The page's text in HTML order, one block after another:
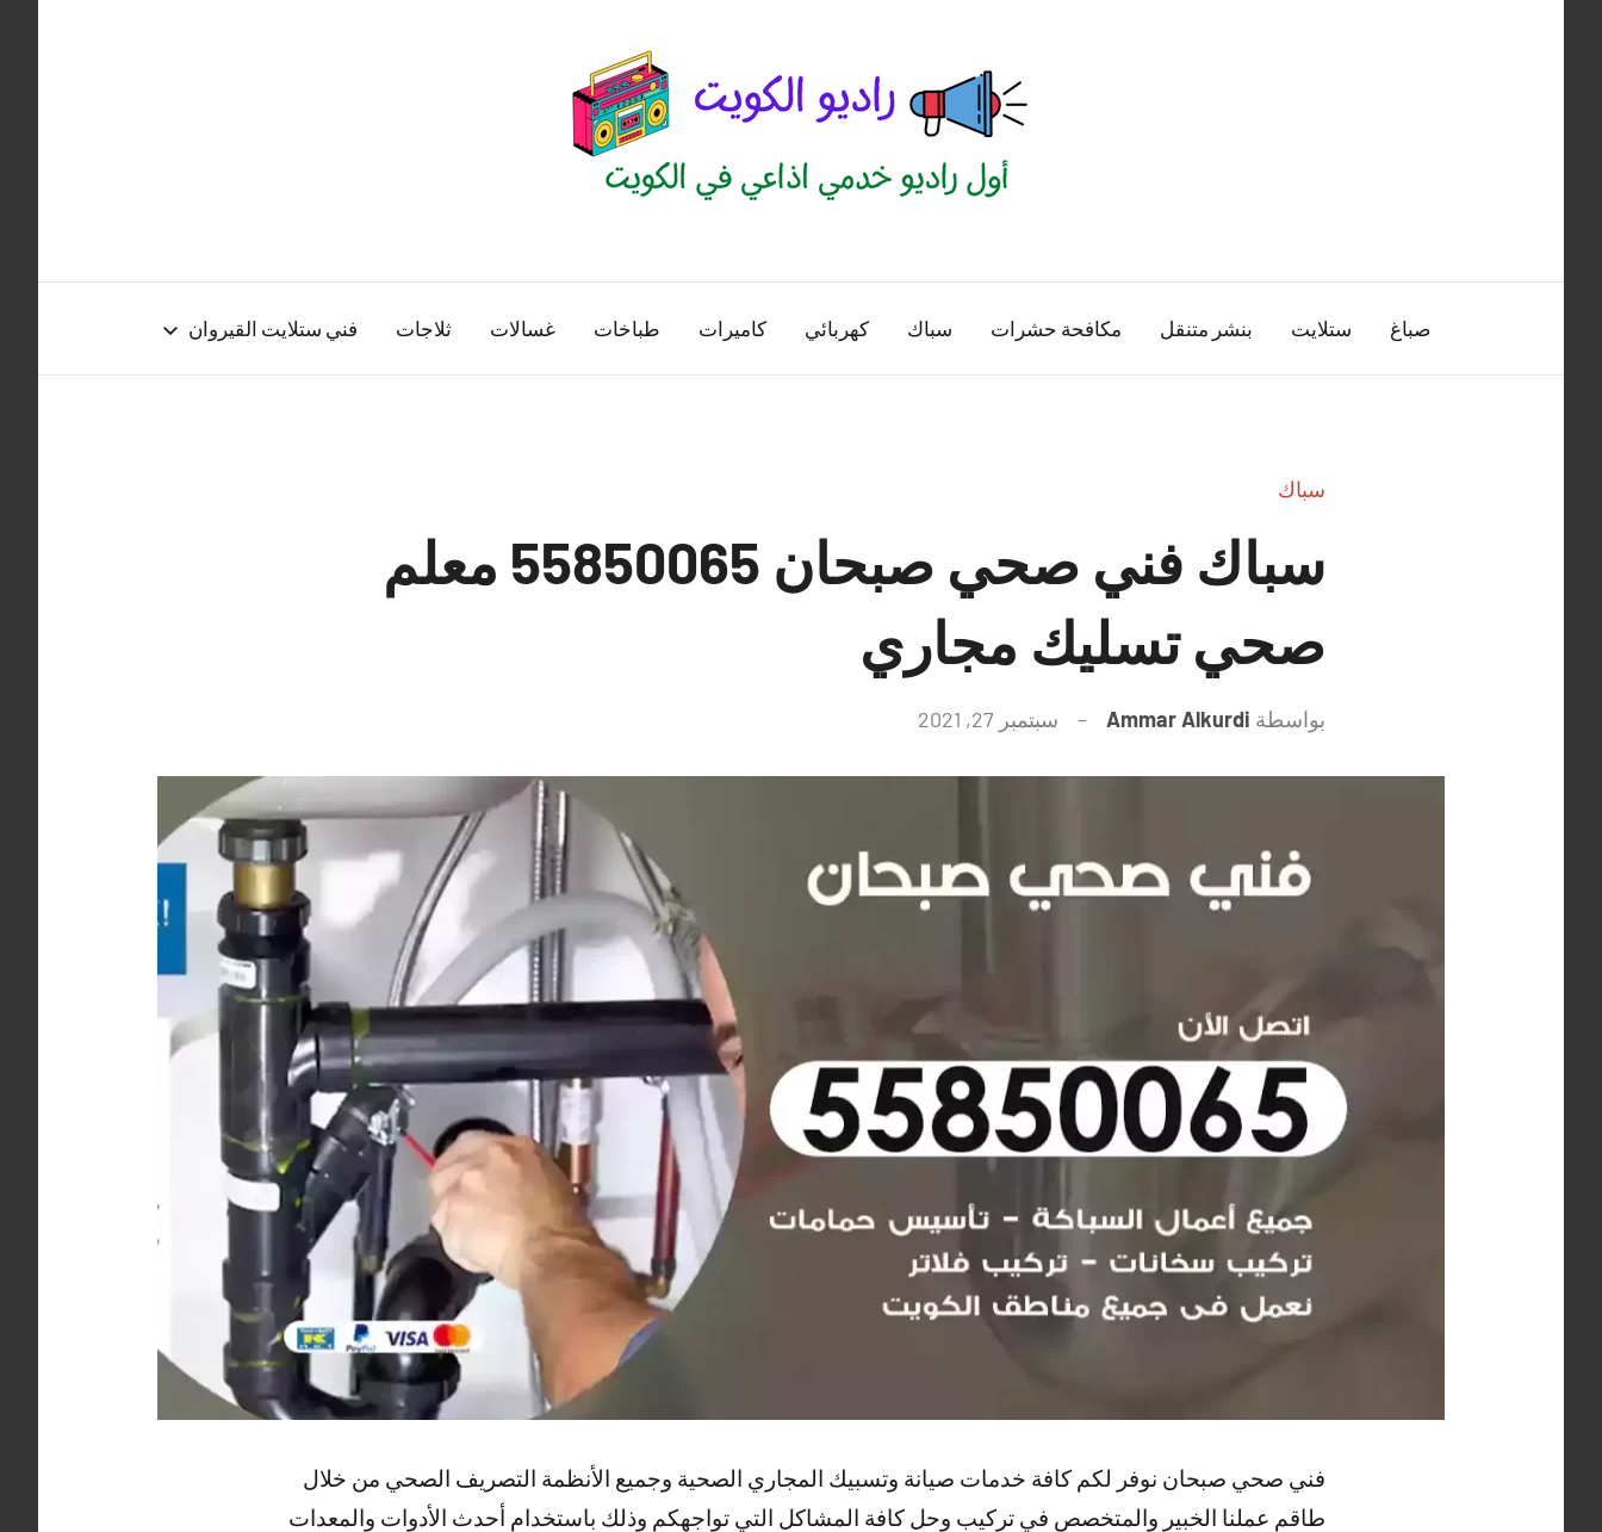
الكويت
منصة
اذاعية
صباغ ستلايت بنشر متنقل مكافحة حشرات سباك كهربائي كاميرات طباخات غسالات ثلاجات فني ستلايت القيروان
سباك
سباك فني صحي صبحان 55850065 معلم
صحي تسليك مجاري
بواسطة Ammar Alkurdi سبتمبر 27, 2021
فني صحي صبحان نوفر لكم كافة خدمات صيانة وتسبيك المجاري الصحية وجميع الأنظمة التصريف الصحي من خلال
طاقم عملنا الخبير والمتخصص في تركيب وحل كافة المشاكل التي تواجهكم وذلك باستخدام أحدث الأدوات والمعدات